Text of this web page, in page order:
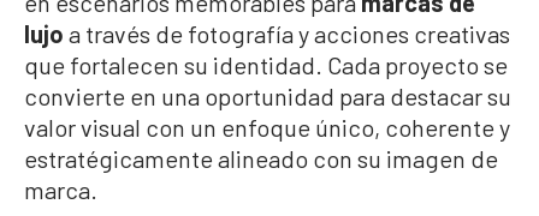
lujo a través de fotografía y acciones creativas
que fortalecen su identidad. Cada proyecto se
convierte en una oportunidad para destacar su
valor visual con un enfoque único, coherente y
estratégicamente alineado con su imagen de
marca.